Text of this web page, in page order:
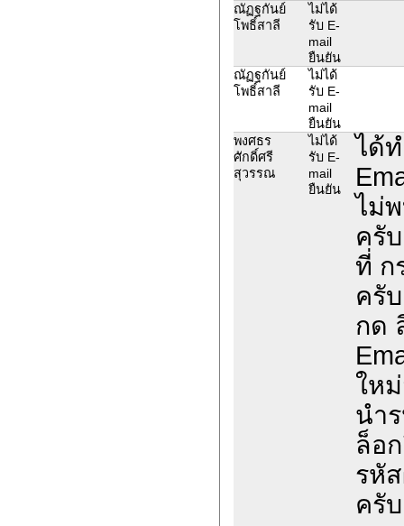
ณัฏฐกันย์
โพธิ์สาลี
ไม่ได้
รับ E-
mail
ยืนยัน
ณัฏฐกันย์
โพธิ์สาลี
ไม่ได้
รับ E-
mail
ยืนยัน
พงศธร
ศักดิ์ศรี
สุวรรณ
ไม่ได้
รับ E-
mail
ยืนยัน
ได้
ไม่
ครั
ที่ ก
ครั
กด
ให
นำ
ล็อ
รหั
ครับ